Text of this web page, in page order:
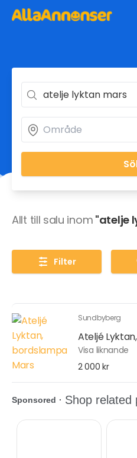
Allt till salu inom "atelje
Filter
Sundbyberg
Ateljé
Visa liknande
2 000 kr